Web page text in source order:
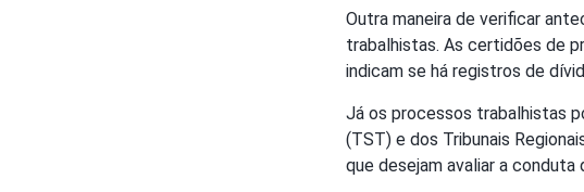
Outra maneira de verificar
trabalhistas. As certidões de
indicam se há registros de
Já os processos trabalhistas
(TST) e dos Tribunais
que desejam avaliar a